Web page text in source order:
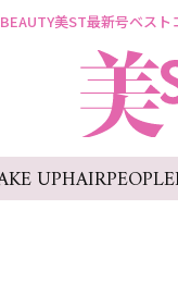
美ST最新号ベスト
UPHAIRPEOPLE